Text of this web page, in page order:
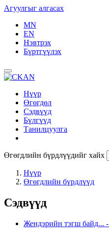
Агуулгыг алгасах
MN
EN
Нэвтрэх
Бүртгүүлэх
Нүүр
Өгөгдөл
Сэдвүүд
Бүлгүүд
Танилцуулга
Өгөгдлийн бүрдлүүдийг хайх
Нүүр
Өгөгдлийн бүрдлүүд
Сэдвүүд
Жендэрийн тэгш байд... -